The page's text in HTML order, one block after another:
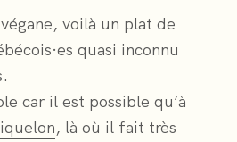
voilà un plat de
quasi inconnu
car il est possible qu’à
, là où il fait très